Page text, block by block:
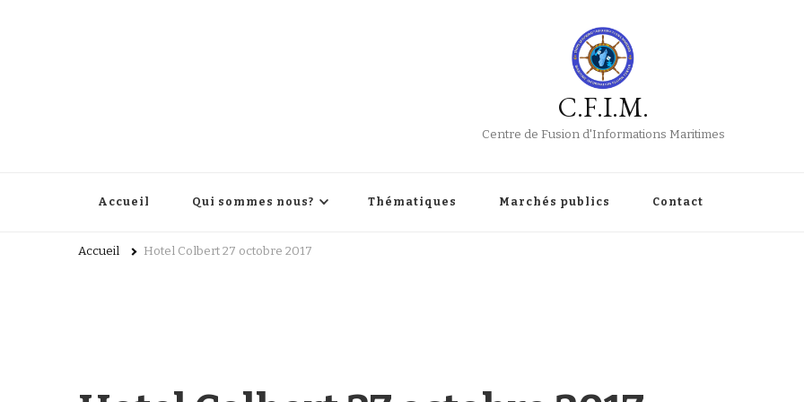
C.F.I.M.
Centre de Fusion d'Informations Maritimes
Accueil Qui sommes nous? Thématiques Marchés publics Contact
Accueil Hotel Colbert 27 octobre 2017